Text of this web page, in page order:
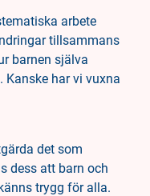
arbete
tillsammans
barnen själva
har vi vuxna
det som
dess att barn och
trygg för alla.